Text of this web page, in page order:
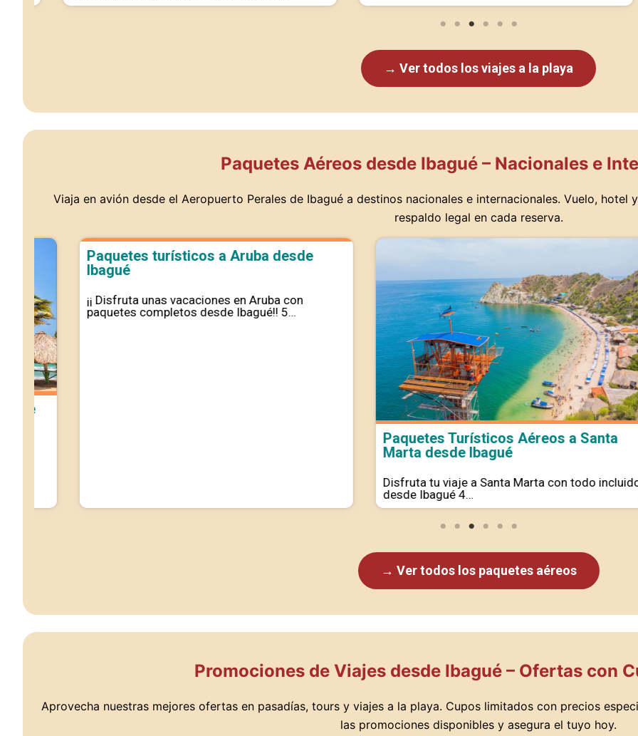
→ Ver todos los viajes a la playa
Paquetes Aéreos desde Ibagué – Nacionales e
Viaja en avión desde el Aeropuerto Perales de Ibagué a destinos nacionales e internacionales. Vuelo,
respaldo legal en cada reserva.
Paquetes turísticos a Aruba desde
Ibagué
¡¡ Disfruta unas vacaciones en Aruba con
paquetes completos desde Ibagué!! 5…
Paquetes Turísticos Aéreos a Santa
Marta desde Ibagué
Disfruta tu viaje a Santa Marta con todo incluido
desde Ibagué 4…
→ Ver todos los paquetes aéreos
Promociones de Viajes desde Ibagué – Ofertas con
Aprovecha nuestras mejores ofertas en pasadías, tours y viajes a la playa. Cupos limitados con precios
las promociones disponibles y asegura el tuyo hoy.